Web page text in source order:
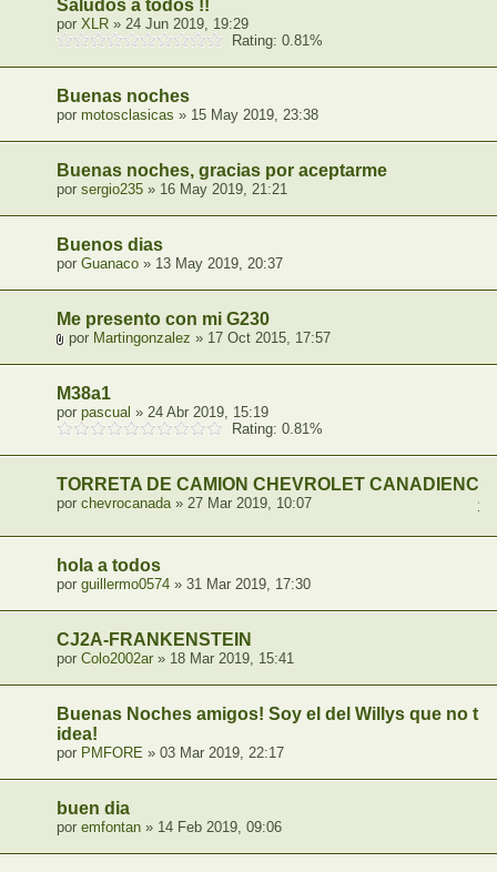
Saludos a todos !!
por XLR » 24 Jun 2019, 19:29
Rating: 0.81%
Buenas noches
por motosclasicas » 15 May 2019, 23:38
Buenas noches, gracias por aceptarme
por sergio235 » 16 May 2019, 21:21
Buenos dias
por Guanaco » 13 May 2019, 20:37
Me presento con mi G230
por Martingonzalez » 17 Oct 2015, 17:57
M38a1
por pascual » 24 Abr 2019, 15:19
Rating: 0.81%
TORRETA DE CAMION CHEVROLET CANADIENCE
1
por chevrocanada» 27 Mar 2019, 10:07
hola a todos
por guillermo0574 » 31 Mar 2019, 17:30
CJ2A-FRANKENSTEIN
por Colo2002ar » 18 Mar 2019, 15:41
Buenas Noches amigos! Soy el del Willys que no
idea!
por PMFORE » 03 Mar 2019, 22:17
buen dia
por emfontan » 14 Feb 2019, 09:06